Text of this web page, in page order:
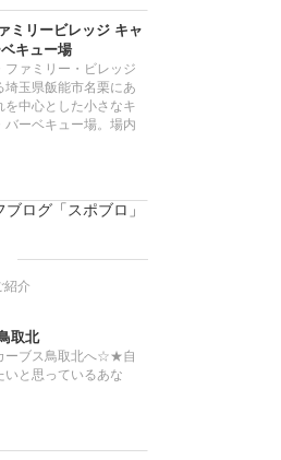
ミリービレッジ キャ
キュー場
ファミリー・ビレッジ
埼玉県飯能市名栗にあ
を中心とした小さなキ
バーベキュー場。場内
紹介
取北
ーブス鳥取北へ☆★自
いと思っているあな